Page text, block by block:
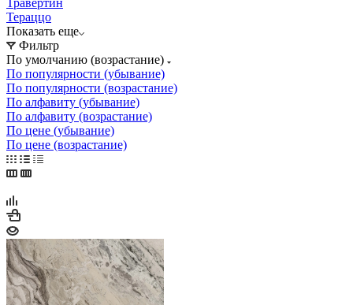
Тераццо
Показать еще
Фильтр
По умолчанию (возрастание)
По популярности (убывание)
По популярности (возрастание)
По алфавиту (убывание)
По алфавиту (возрастание)
По цене (убывание)
По цене (возрастание)